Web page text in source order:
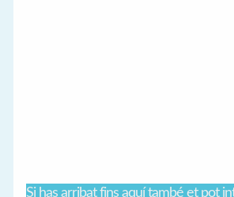
Si has arribat fins aquí també et pot